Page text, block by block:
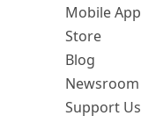
Mobile App
Store
Blog
Newsroom
Support Us